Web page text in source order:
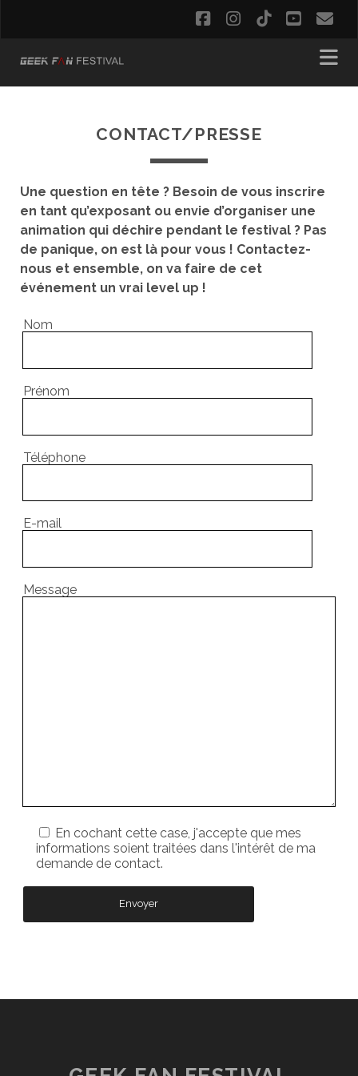
facebookinstagram
tiktok
CONTACT/PRESSE
Une question en tête ? Besoin de vous inscrire
en tant qu’exposant ou envie d’organiser une
animation qui déchire pendant le festival ? Pas
de panique, on est là pour vous ! Contactez-
nous et ensemble, on va faire de cet
événement un vrai level up !
Nom
Prénom
Téléphone
E-mail
Message
En cochant cette case, j'accepte que mes
informations soient traitées dans l'intérêt de ma
demande de contact.